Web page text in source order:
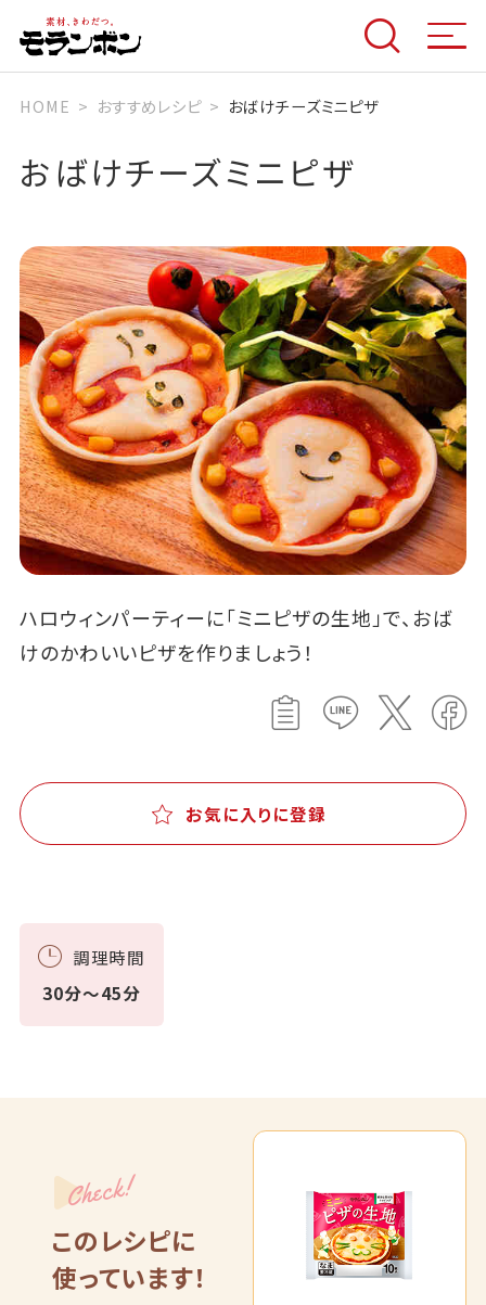
HOME おすすめレシピ おばけチーズミニピザ
おばけチーズミニピザ
ハロウィンパーティーに「ミニピザの生地」で、おば
けのかわいいピザを作りましょう！
お気に入りに登録
調理時間
30分～45分
Check!
このレシピに
使っています！